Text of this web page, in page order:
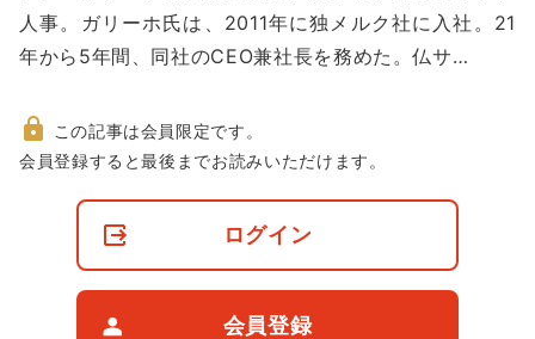
人事。ガリーホ氏は、2011年に独メルク社に入社。21
年から5年間、同社のCEO兼社長を務めた。仏サ…
非
この記事は会員限定です。
会員登録すると最後までお読みいただけます。
ログイン
会員登録